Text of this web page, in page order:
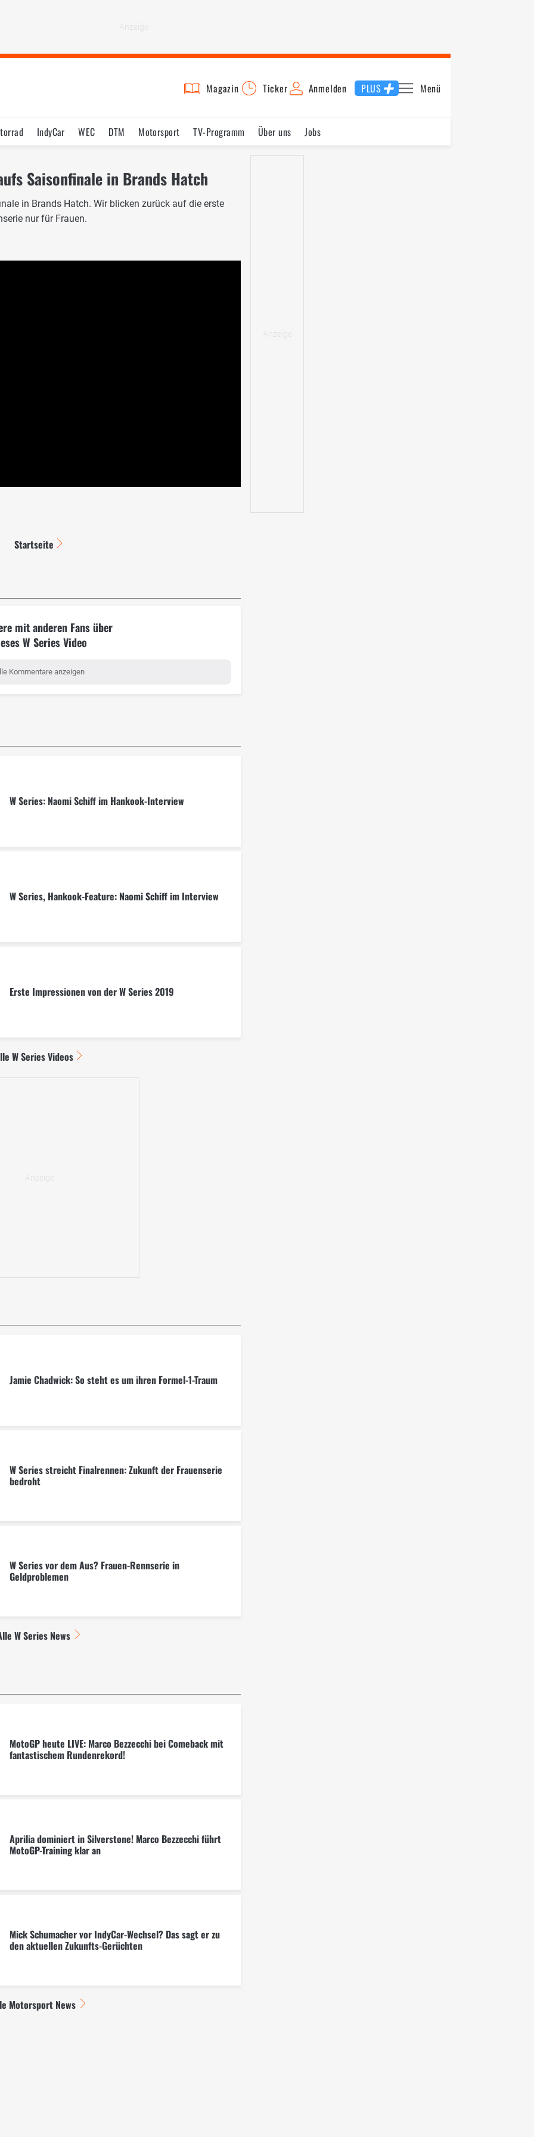
Magazin Ticker Anmelden PLUS Menü
IndyCar WEC DTM Motorsport TV-Programm Über uns Jobs
Saisonfinale in Brands Hatch
in Brands Hatch. Wir blicken zurück auf die erste
nur für Frauen.
Startseite
mit anderen Fans über
W Series Video
Kommentare anzeigen
W Series: Naomi Schiff im Hankook-Interview
W Series, Hankook-Feature: Naomi Schiff im Interview
Erste Impressionen von der W Series 2019
W Series Videos
Jamie Chadwick: So steht es um ihren Formel-1-Traum
W Series streicht Finalrennen: Zukunft der Frauenserie
bedroht
W Series vor dem Aus? Frauen-Rennserie in
Geldproblemen
W Series News
MotoGP heute LIVE: Marco Bezzecchi bei Comeback mit
fantastischem Rundenrekord!
Aprilia dominiert in Silverstone! Marco Bezzecchi führt
MotoGP-Training klar an
Mick Schumacher vor IndyCar-Wechsel? Das sagt er zu
den aktuellen Zukunfts-Gerüchten
Motorsport News